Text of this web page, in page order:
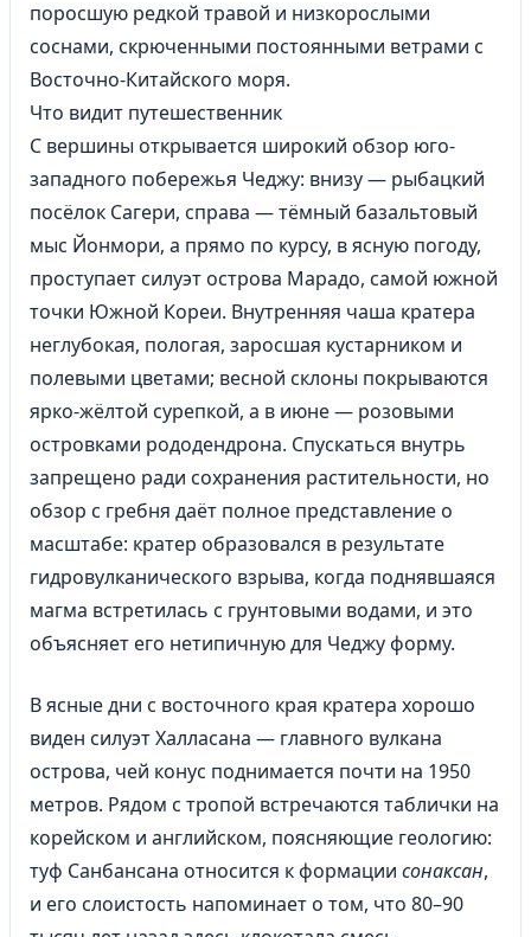
поросшую редкой травой и низкорослыми
соснами, скрюченными постоянными ветрами с
Восточно-Китайского моря.
Что видит путешественник
С вершины открывается широкий обзор юго-
западного побережья Чеджу: внизу — рыбацкий
посёлок Сагери, справа — тёмный базальтовый
мыс Йонмори, а прямо по курсу, в ясную погоду,
проступает силуэт острова Марадо, самой южной
точки Южной Кореи. Внутренняя чаша кратера
неглубокая, пологая, заросшая кустарником и
полевыми цветами; весной склоны покрываются
ярко-жёлтой сурепкой, а в июне — розовыми
островками рододендрона. Спускаться внутрь
запрещено ради сохранения растительности, но
обзор с гребня даёт полное представление о
масштабе: кратер образовался в результате
гидровулканического взрыва, когда поднявшаяся
магма встретилась с грунтовыми водами, и это
объясняет его нетипичную для Чеджу форму.
В ясные дни с восточного края кратера хорошо
виден силуэт Халласана — главного вулкана
острова, чей конус поднимается почти на 1950
метров. Рядом с тропой встречаются таблички на
корейском и английском, поясняющие геологию:
туф Санбансана относится к формации сонаксан,
и его слоистость напоминает о том, что 80–90